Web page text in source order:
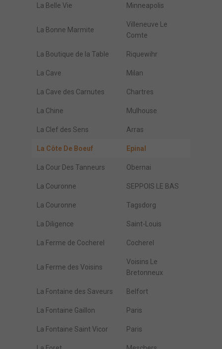
La Belle Vie Minneapolis
La Bonne Marmite
Villeneuve Le
Comte
La Boutique de la Table Riquewihr
La Cave Milan
La Cave des Carnutes Chartres
La Chine Mulhouse
La Clef des Sens Arras
La Côte De Boeuf Epinal
La Cour Des Tanneurs Obernai
La Couronne SEPPOIS LE BAS
La Couronne Tagsdorg
La Diligence Saint-Louis
La Ferme de Cocherel Cocherel
La Ferme des Voisins
Voisins Le
Bretonneux
La Fontaine des Saveurs Belfort
La Fontaine Gaillon Paris
La Fontaine Saint Vicor Paris